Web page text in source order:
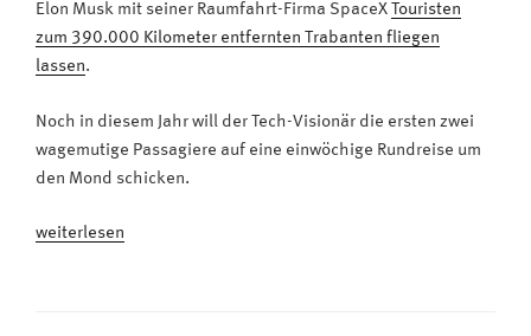
Elon Musk mit seiner Raumfahrt-Firma SpaceX Touristen
zum 390.000 Kilometer entfernten Trabanten fliegen
lassen.
Noch in diesem Jahr will der Tech-Visionär die ersten zwei
wagemutige Passagiere auf eine einwöchige Rundreise um
den Mond schicken.
„Mit
weiterlesen